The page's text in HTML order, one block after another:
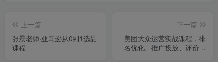
上一篇
张景老师·亚马逊从0到1选品
课程
下一篇
美团大众运营实战课程，排
名优化、推广投放、评价管